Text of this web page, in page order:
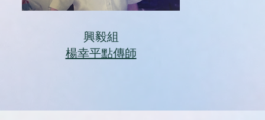
興毅組
楊幸平點傳師